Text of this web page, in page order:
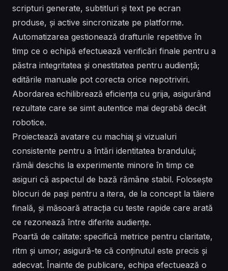
scripturi generate, subtitluri și text pe ecran
produse, și active sincronizate pe platforme.
Automatizarea gestionează drafturile repetitive în
timp ce o echipă efectuează verificări finale pentru a
păstra integritatea și onestitatea pentru audiență;
editările manuale pot corecta orice nepotriviri.
Abordarea echilibrează eficiența cu grija, asigurând
rezultate care se simt autentice mai degrabă decât
robotice.
Proiectează avatare cu machiaj și vizualuri
consistente pentru a întări identitatea brandului;
rămâi deschis la experimente minore în timp ce
asiguri că aspectul de bază rămâne stabil. Folosește
blocuri de pași pentru a itera, de la concept la tăiere
finală, și măsoară atracția cu teste rapide care arată
ce rezonează între diferite audiențe.
Poartă de calitate: specifică metrice pentru claritate,
ritm și umor; asigură-te că conținutul este precis și
adecvat. Înainte de publicare, echipa efectuează o